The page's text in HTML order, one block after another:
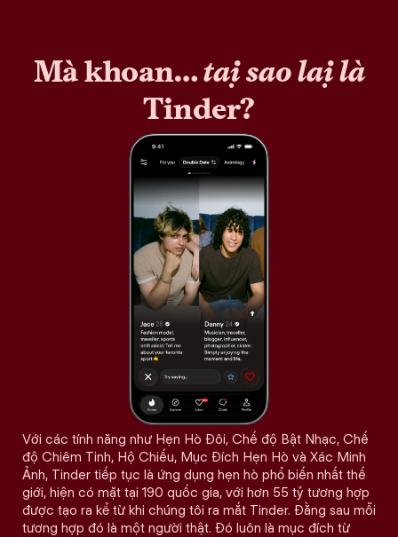
Mà khoan…tại sao lại là
Tinder?
Với các tính năng như Hẹn Hò Đôi, Chế độ Bật Nhạc, Chế
độ Chiêm Tinh, Hộ Chiếu, Mục Đích Hẹn Hò và Xác Minh
Ảnh, Tinder tiếp tục là ứng dụng hẹn hò phổ biến nhất thế
giới, hiện có mặt tại 190 quốc gia, với hơn 55 tỷ tương hợp
được tạo ra kể từ khi chúng tôi ra mắt Tinder. Đằng sau mỗi
tương hợp đó là một người thật. Đó luôn là mục đích từ